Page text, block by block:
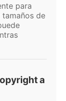
para
de
a